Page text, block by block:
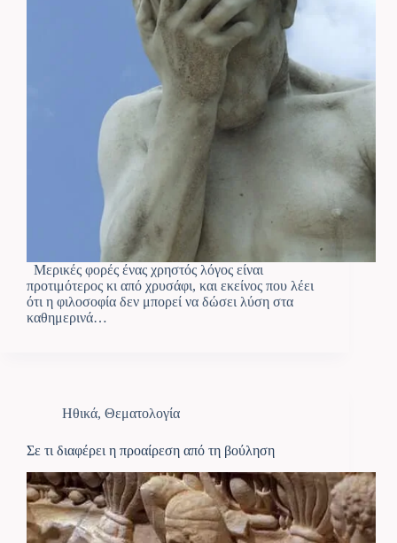
Μερικές φορές ένας χρηστός λόγος είναι
προτιμότερος κι από χρυσάφι, και εκείνος που λέει
ότι η φιλοσοφία δεν μπορεί να δώσει λύση στα
καθημερινά…
Ηθικά, Θεματολογία
Σε τι διαφέρει η προαίρεση από τη βούληση